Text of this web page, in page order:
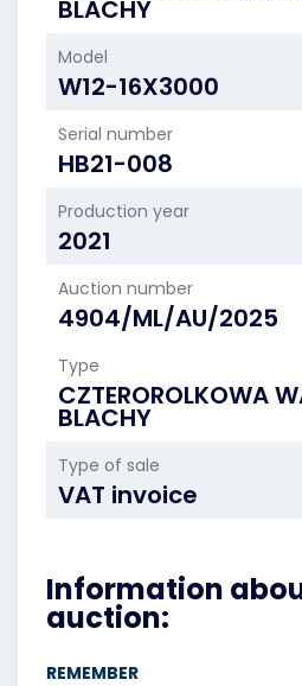
BLACHY
Model
W12-16X3000
Serial number
HB21-008
Production year
2021
Auction number
4904/ML/AU/2025
Type
CZTEROROLKOWA
BLACHY
Type of sale
VAT invoice
Information
auction:
REMEMBER